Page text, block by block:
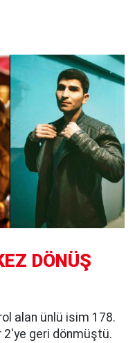
DÖNÜŞ
alan ünlü isim 178.
2'ye geri dönmüştü.